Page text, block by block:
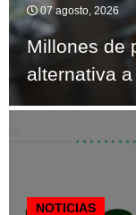
07 agosto, 2026
Millones de
alternativa
NOTICIAS